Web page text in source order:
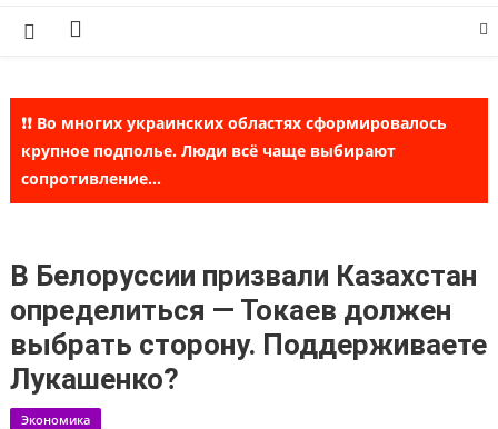
❗❗ Во многих украинских областях сформировалось
крупное подполье. Люди всё чаще выбирают
сопротивление...
В Белоруссии призвали Казахстан
определиться — Токаев должен
выбрать сторону. Поддерживаете
Лукашенко?
Экономика